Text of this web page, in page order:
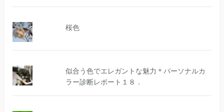
桜色
似合う色でエレガントな魅力＊パーソナルカ
ラー診断レポート１８．